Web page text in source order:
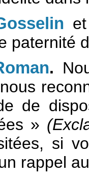
paternité
.
de
»
si
rappel